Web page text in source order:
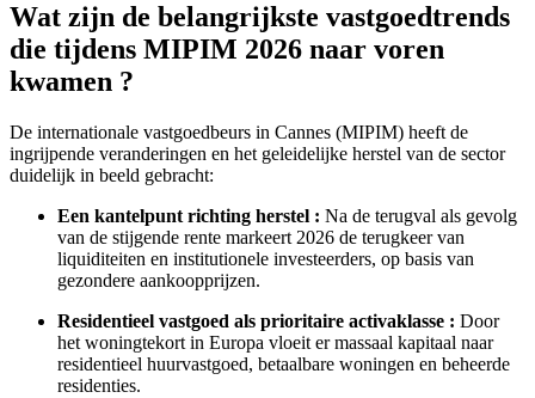
Wat zijn de belangrijkste vastgoedtrends
die tijdens MIPIM 2026 naar voren
kwamen ?
De internationale vastgoedbeurs in Cannes (MIPIM) heeft de
ingrijpende veranderingen en het geleidelijke herstel van de sector
duidelijk in beeld gebracht:
Een kantelpunt richting herstel : Na de terugval als gevolg
van de stijgende rente markeert 2026 de terugkeer van
liquiditeiten en institutionele investeerders, op basis van
gezondere aankoopprijzen.
Residentieel vastgoed als prioritaire activaklasse : Door
het woningtekort in Europa vloeit er massaal kapitaal naar
residentieel huurvastgoed, betaalbare woningen en beheerde
residenties.